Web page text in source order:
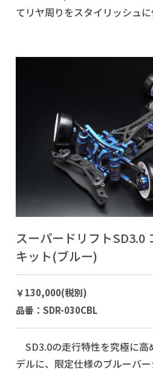
てリヤ周りをスタイリッシュに
スーパードリフトSD3.0
キット(ブルー)
￥130,000(税別)
品番：SDR-030CBL
SD3.0の走行特性を究極に高
デルに、限定仕様のブルーバ